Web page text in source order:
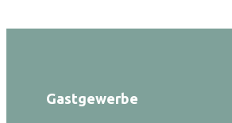
Gastgewerbe